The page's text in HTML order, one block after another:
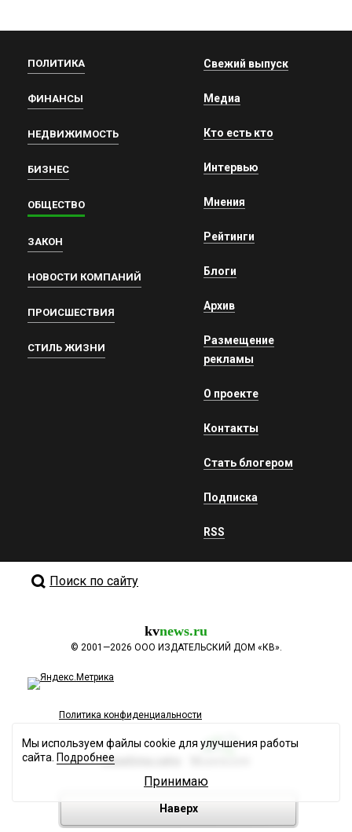
ПОЛИТИКА
ФИНАНСЫ
НЕДВИЖИМОСТЬ
БИЗНЕС
ОБЩЕСТВО
ЗАКОН
НОВОСТИ КОМПАНИЙ
ПРОИСШЕСТВИЯ
СТИЛЬ ЖИЗНИ
Свежий выпуск
Медиа
Кто есть кто
Интервью
Мнения
Рейтинги
Блоги
Архив
Размещение
рекламы
О проекте
Контакты
Стать блогером
Подписка
RSS
Поиск по сайту
kvnews.ru
© 2001—2026 ООО ИЗДАТЕЛЬСКИЙ ДОМ «КВ».
Политика конфиденциальности
Разработка сайта
Наверх
Мы используем файлы cookie для улучшения работы
сайта. Подробнее
Принимаю